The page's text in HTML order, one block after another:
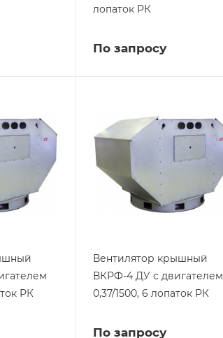
лопаток РК
По запросу
РК
Вентилятор крышный
ВКРФ-4 ДУ с двигателем
0,37/1500, 6 лопаток РК
По запросу